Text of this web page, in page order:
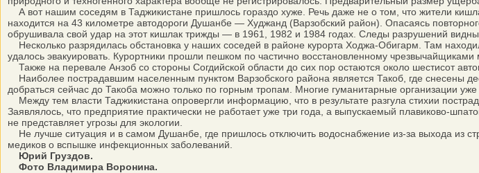
А вот нашим соседям в Таджикистане пришлось гораздо хуже. Речь даже не о том, что жители
находится на 43 километре автодороги Душанбе — Худжанд (Варзобский район). Опасаясь
обрушивала свой удар на этот кишлак трижды — в 1961, 1982 и 1984 годах. Следы разрушений
Несколько разрядилась обстановка у наших соседей в районе курорта Ходжа-Обигарм. Там
удалось эвакуировать. Курортники прошли пешком по частично восстановленному чрезвычайщиками
Также на перевале Анзоб со стороны Согдийской области до сих пор остаются около шестисот
Наиболее пострадавшим населенным пунктом Варзобского района является Такоб, где снесены
добраться сейчас до Такоба можно только по горным тропам. Многие гуманитарные организации
Между тем власти Таджикистана опровергли информацию, что в результате разгула стихии
Заявлялось, что предприятие практически не работает уже три года, а выпускаемый плавиково-
не представляет угрозы для экологии.
Не лучше ситуация и в самом Душанбе, где пришлось отключить водоснабжение из-за выхода из
медиков о вспышке инфекционных заболеваний.
Юрий Груздов.
Фото Владимира Воронина.